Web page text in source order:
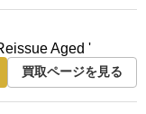
Aged '
買取ページを見る